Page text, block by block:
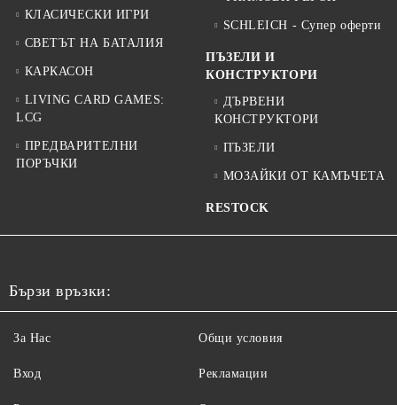
КЛАСИЧЕСКИ ИГРИ
СВЕТЪТ НА БАТАЛИЯ
КАРКАСОН
LIVING CARD GAMES:
LCG
ПРЕДВАРИТЕЛНИ
ПОРЪЧКИ
SCHLEICH - Супер оферти
ПЪЗЕЛИ И
КОНСТРУКТОРИ
ДЪРВЕНИ
КОНСТРУКТОРИ
ПЪЗЕЛИ
МОЗАЙКИ ОТ КАМЪЧЕТА
RESTOCK
Бързи връзки:
За Нас
Вход
Общи условия
Рекламации